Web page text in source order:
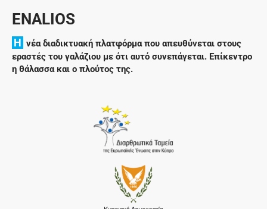
ENALIOS
H νέα διαδικτυακή πλατφόρμα που απευθύνεται στους
εραστές του γαλάζιου με ότι αυτό συνεπάγεται. Επίκεντρο
η θάλασσα και ο πλούτος της.